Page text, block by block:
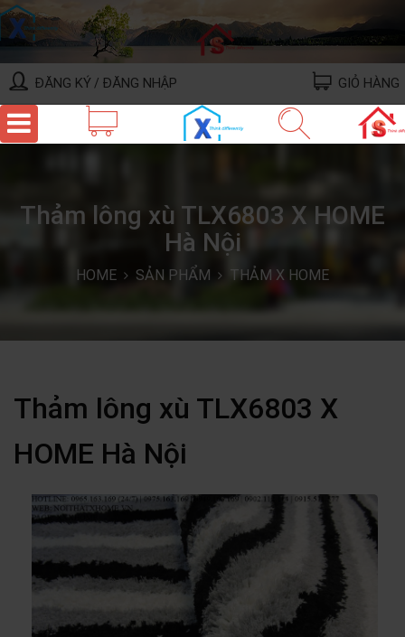
ĐĂNG KÝ / ĐĂNG NHẬP GIỎ HÀNG
Thảm lông xù TLX6803 X HOME
Hà Nội
HOME SẢN PHẨM THẢM X HOME
Thảm lông xù TLX6803 X
HOME Hà Nội